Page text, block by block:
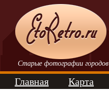
Старые фотографии городов
Главная Карта